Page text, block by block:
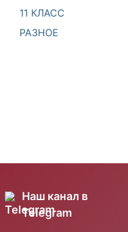
11 КЛАСС
РАЗНОЕ
Наш канал в
Telegram